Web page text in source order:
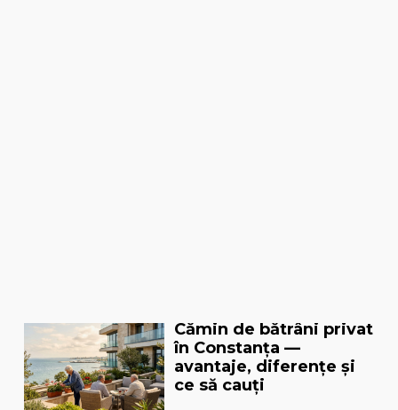
Cămin de bătrâni privat
în Constanța —
avantaje, diferențe și
ce să cauți